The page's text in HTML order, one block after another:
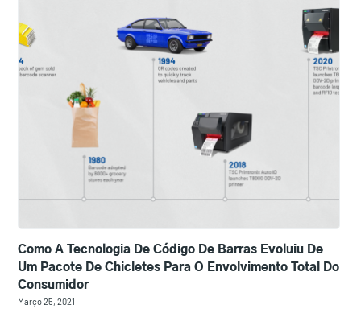
Como A Tecnologia De Código De Barras Evoluiu De
Um Pacote De Chicletes Para O Envolvimento Total Do
Consumidor
Março 25, 2021